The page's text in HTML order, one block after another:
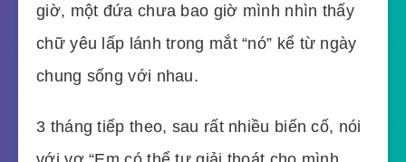
giờ, một đứa chưa bao giờ mình nhìn thấy
chữ yêu lấp lánh trong mắt “nó” kể từ ngày
chung sống với nhau.
3 tháng tiếp theo, sau rất nhiều biến cố, nói